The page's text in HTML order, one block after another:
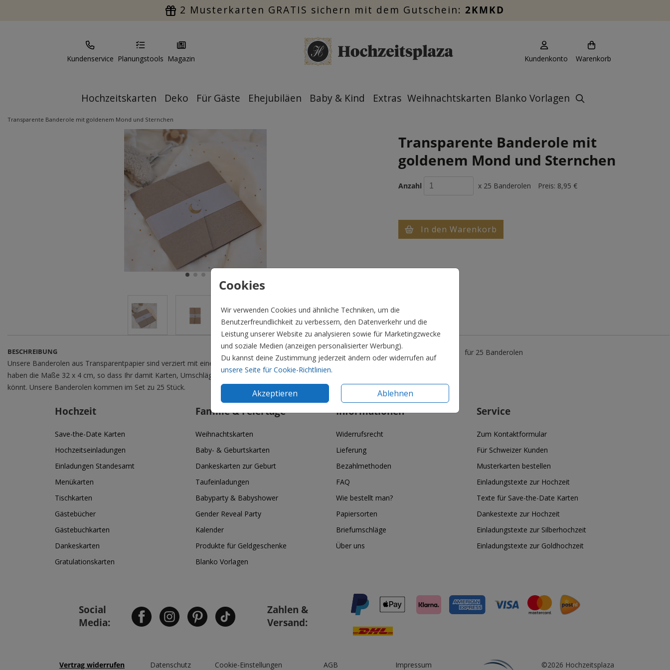
2 Musterkarten GRATIS sichern mit dem Gutschein: 2KMKD
Kundenservice Planungstools Magazin Kundenkonto Warenkorb
Hochzeitskarten Deko Für Gäste Ehejubiläen Baby & Kind Extras Weihnachtskarten Blanko Vorlagen
Cookies
Wir verwenden Cookies und ähnliche Techniken, um die
Benutzerfreundlichkeit zu verbessern, den Datenverkehr und die
Leistung unserer Website zu analysieren sowie für Marketingzwecke
und soziale Medien (anzeigen personalisierter Werbung).
Du kannst deine Zustimmung jederzeit ändern oder widerrufen auf
unsere Seite für Cookie-Richtlinien.
Akzeptieren Ablehnen
Transparente Banderole mit goldenem Mond und Sternchen
Transparente Banderole mit
goldenem Mond und Sternchen
Anzahl x 25 Banderolen Preis: 8,95 €
In den Warenkorb
BESCHREIBUNG
Unsere Banderolen aus Transparentpapier sind verziert mit einem Mond und kleinen Sternchen aus Goldfolie. Sie
haben die Maße 32 x 4 cm, so dass Ihr damit Karten, Umschläge oder Pocketfolds mit 15 cm Breite verschließen
könnt. Unsere Banderolen kommen im Set zu 25 Stück.
Preis: für 25 Banderolen
Hochzeit
Save-the-Date Karten
Hochzeitseinladungen
Einladungen Standesamt
Menükarten
Tischkarten
Gästebücher
Gästebuchkarten
Dankeskarten
Gratulationskarten
Familie & Feiertage
Weihnachtskarten
Baby- & Geburtskarten
Dankeskarten zur Geburt
Taufeinladungen
Babyparty & Babyshower
Gender Reveal Party
Kalender
Produkte für Geldgeschenke
Blanko Vorlagen
Informationen
Widerrufsrecht
Lieferung
Bezahlmethoden
FAQ
Wie bestellt man?
Papiersorten
Briefumschläge
Über uns
Service
Zum Kontaktformular
Für Schweizer Kunden
Musterkarten bestellen
Einladungstexte zur Hochzeit
Texte für Save-the-Date Karten
Dankestexte zur Hochzeit
Einladungstexte zur Silberhochzeit
Einladungstexte zur Goldhochzeit
Social
Media:
Zahlen &
Versand:
Vertrag widerrufen Datenschutz Cookie-Einstellungen AGB Impressum ©2026 Hochzeitsplaza